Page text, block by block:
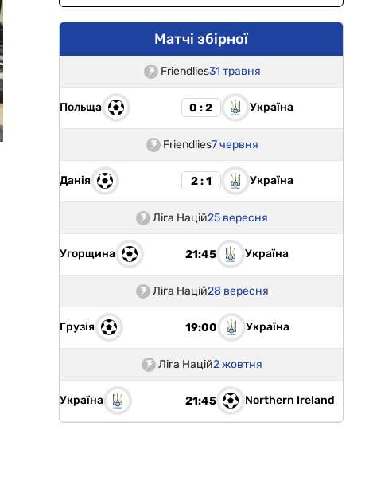
Матчі збірної
Friendlies31 травня
Польща 0 : 2 Україна
Friendlies7 червня
Данія 2 : 1 Україна
Ліга Націй25 вересня
Угорщина 21:45 Україна
Ліга Націй28 вересня
Грузія 19:00 Україна
Ліга Націй2 жовтня
Україна 21:45 Northern Ireland